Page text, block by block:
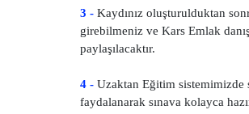
3 - Kaydınız oluşturulduktan
girebilmeniz ve Kars Emlak
paylaşılacaktır.
4 - Uzaktan Eğitim sistemimizde
faydalanarak sınava kolayca